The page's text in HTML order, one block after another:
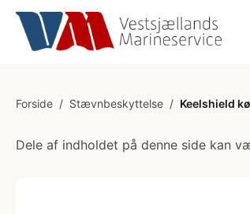
Forside / Stævnbeskyttelse / Keelshield
Dele af indholdet på denne side kan